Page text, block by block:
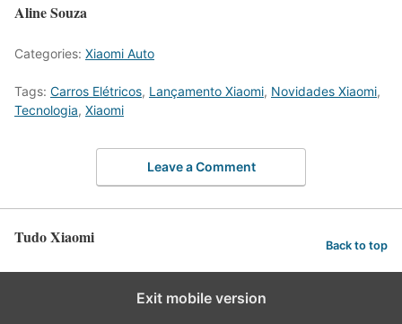
Aline Souza
Categories: Xiaomi Auto
Tags: Carros Elétricos, Lançamento Xiaomi, Novidades Xiaomi,
Tecnologia, Xiaomi
Leave a Comment
Tudo Xiaomi Back to top
Exit mobile version